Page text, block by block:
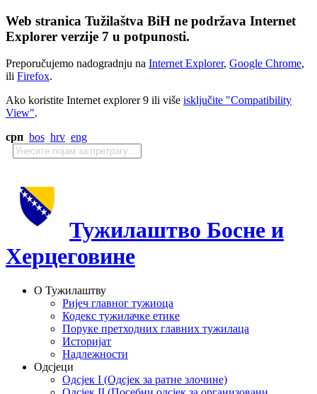
Web stranica Tužilaštva BiH ne podržava Internet
Explorer verzije 7 u potpunosti.
Preporučujemo nadogradnju na Internet Explorer, Google Chrome,
ili Firefox.
Ako koristite Internet explorer 9 ili više isključite "Compatibility
View".
срп bos hrv eng
Тужилаштво Босне и
Херцеговине
О Тужилаштву
Ријеч главног тужиоца
Кодекс тужилачке етике
Поруке претходних главних тужилаца
Историјат
Надлежности
Одсјеци
Одсјек I (Одсјек за ратне злочине)